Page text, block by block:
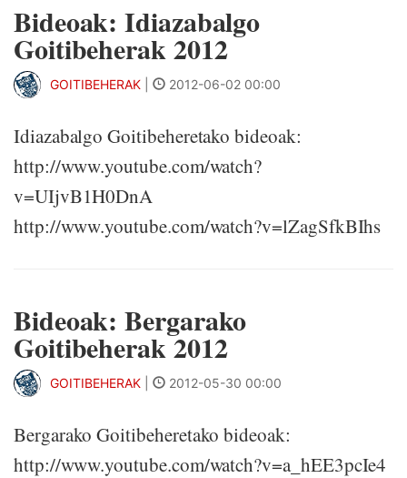
Bideoak: Idiazabalgo
Goitibeherak 2012
GOITIBEHERAK 2012-06-02 00:00
Idiazabalgo Goitibeheretako bideoak:
http://www.youtube.com/watch?
v=UIjvB1H0DnA
http://www.youtube.com/watch?v=lZagSfkBIhs
Bideoak: Bergarako
Goitibeherak 2012
GOITIBEHERAK 2012-05-30 00:00
Bergarako Goitibeheretako bideoak:
http://www.youtube.com/watch?v=a_hEE3pcIe4